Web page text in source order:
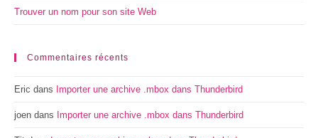
Trouver un nom pour son site Web
Commentaires récents
Eric dans Importer une archive .mbox dans Thunderbird
joen dans Importer une archive .mbox dans Thunderbird